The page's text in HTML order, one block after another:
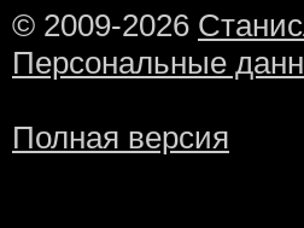
© 2009-2026
Персональные
Полная версия